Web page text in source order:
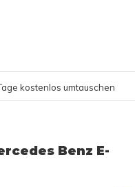
kostenlos umtauschen
Benz E-